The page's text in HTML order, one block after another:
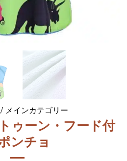
/ メインカテゴリー
ゥーン・フード付
ンチョ